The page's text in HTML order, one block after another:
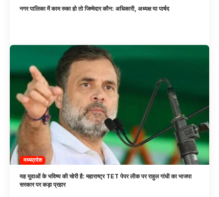
नगर पालिका में काम रुका हो तो जिम्मेदार कौन: अधिकारी, अध्यक्ष या पार्षद
मध्यप्रदेश
यह युवाओं के भविष्य की चोरी है: महाराष्ट्र TET पेपर लीक पर राहुल गांधी का भाजपा
सरकार पर कड़ा प्रहार